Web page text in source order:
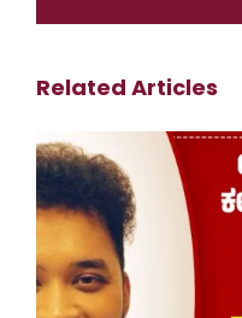
Related Articles